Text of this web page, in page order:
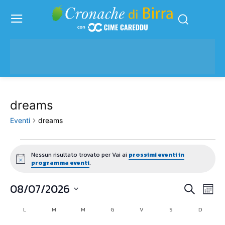
dreams
Eventi dreams
Eventi
Notice
Nessun risultato trovato per Vai ai prossimi eventi in
programma eventi.
Eventi
CercaMese
08/07/2026
data.
Calendario
LLUNEDÌ M M MERCOLEDÌ
G V S D